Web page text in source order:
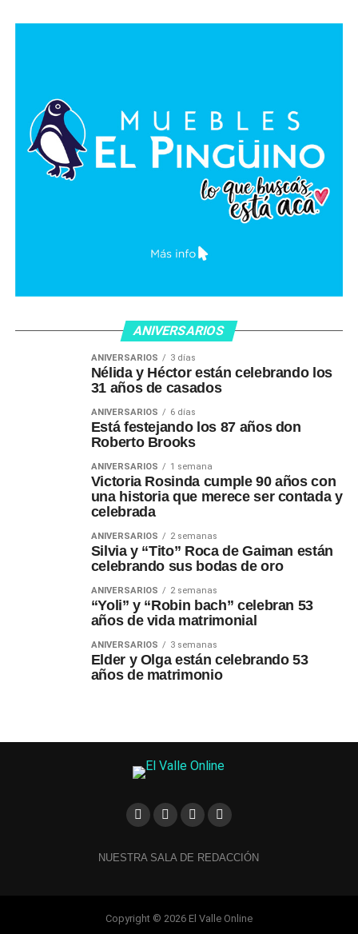
ANIVERSARIOS
ANIVERSARIOS 3 días
Nélida y Héctor están celebrando los
31 años de casados
ANIVERSARIOS 6 días
Está festejando los 87 años don
Roberto Brooks
ANIVERSARIOS 1 semana
Victoria Rosinda cumple 90 años con
una historia que merece ser contada y
celebrada
ANIVERSARIOS 2 semanas
Silvia y “Tito” Roca de Gaiman están
celebrando sus bodas de oro
ANIVERSARIOS 2 semanas
“Yoli” y “Robin bach” celebran 53
años de vida matrimonial
ANIVERSARIOS 3 semanas
Elder y Olga están celebrando 53
años de matrimonio
NUESTRA SALA DE REDACCIÓN
Copyright © 2026 El Valle Online